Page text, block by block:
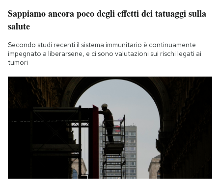
Sappiamo ancora poco degli effetti dei tatuaggi sulla
salute
Secondo studi recenti il sistema immunitario è continuamente
impegnato a liberarsene, e ci sono valutazioni sui rischi legati ai
tumori